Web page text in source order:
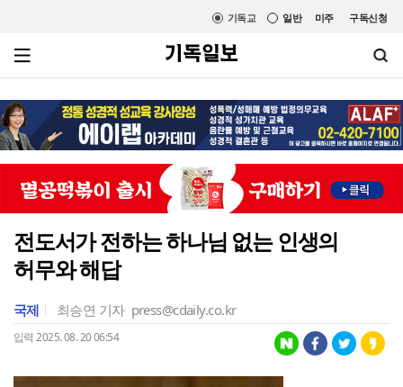
미주 구독신청
일반
기독교
전도서가 전하는 하나님 없는 인생의
허무와 해답
국제 최승연 기자 press@cdaily.co.kr
입력 2025. 08. 20 06:54